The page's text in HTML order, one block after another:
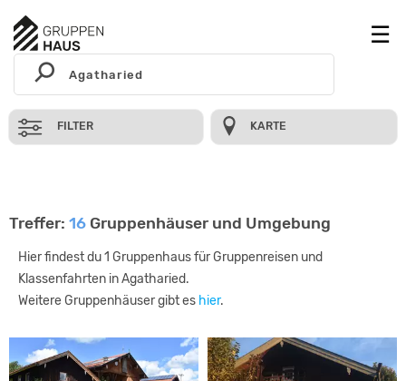
FILTER KARTE
Treffer: 16 Gruppenhäuser und Umgebung
Hier findest du 1 Gruppenhaus für Gruppenreisen und
Klassenfahrten in Agatharied.
Weitere Gruppenhäuser gibt es hier.